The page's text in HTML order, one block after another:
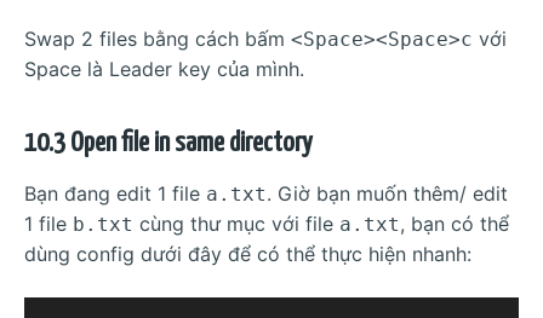
Swap 2 files bằng cách bấm <Space><Space>c với
Space là Leader key của mình.
10.3 Open file in same directory
Bạn đang edit 1 file a.txt. Giờ bạn muốn thêm/ edit
1 file b.txt cùng thư mục với file a.txt, bạn có thể
dùng config dưới đây để có thể thực hiện nhanh: